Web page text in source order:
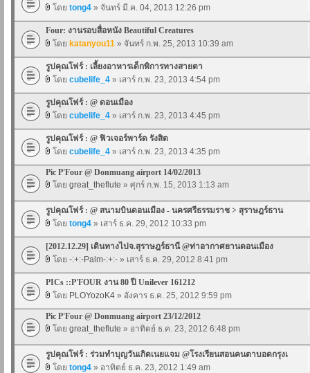
โดย tong4 » จันทร์ มี.ค. 04, 2013 12:26 pm
Four: งานรอบสื่อหนัง Beautiful Creatures
โดย katanyou11 » จันทร์ ก.พ. 25, 2013 10:39 am
รูปคุณโฟร์ : เลี้ยงอาหารเด็กพิการทางสายตา
โดย cubelife_4 » เสาร์ ก.พ. 23, 2013 4:54 pm
รูปคุณโฟร์ : @ ดอนเมือง
โดย cubelife_4 » เสาร์ ก.พ. 23, 2013 4:45 pm
รูปคุณโฟร์ : @ ฟิวเจอร์พาร์ด รังสิต
โดย cubelife_4 » เสาร์ ก.พ. 23, 2013 4:35 pm
Pic P'Four @ Donmuang airport 14/02/2013
โดย great_theflute » ศุกร์ ก.พ. 15, 2013 1:13 am
รูปคุณโฟร์ : @ สนามบินดอนเมือง - นครศรีธรรมราช > สุราษฎร์ธาน
โดย tong4 » เสาร์ ธ.ค. 29, 2012 10:33 pm
[2012.12.29] เดินทางไปจ.สุราษฎร์ธานี @ท่าอากาศยานดอนเมือง
โดย -:+:-Palm-:+:- » เสาร์ ธ.ค. 29, 2012 8:41 pm
PICs ::P'FOUR งาน 80 ปี Unilever 161212
โดย PLOYozoK4 » อังคาร ธ.ค. 25, 2012 9:59 pm
Pic P'Four @ Donmuang airport 23/12/2012
โดย great_theflute » อาทิตย์ ธ.ค. 23, 2012 6:48 pm
รูปคุณโฟร์ : ร่วมทำบุญวันเกิดเนยแจม @โรงเรียนสอนคนตาบอดกรุงเ
โดย tong4 » อาทิตย์ ธ.ค. 23, 2012 1:49 am